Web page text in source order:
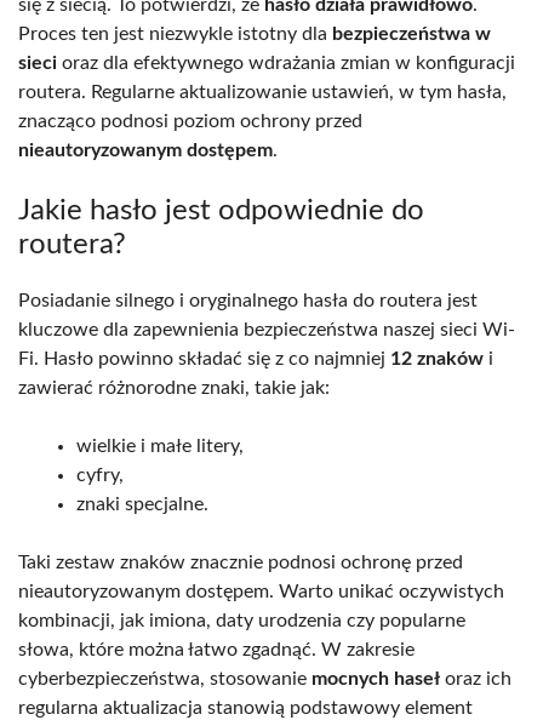
się z siecią. To potwierdzi, że hasło działa prawidłowo.
Proces ten jest niezwykle istotny dla bezpieczeństwa w
sieci oraz dla efektywnego wdrażania zmian w konfiguracji
routera. Regularne aktualizowanie ustawień, w tym hasła,
znacząco podnosi poziom ochrony przed
nieautoryzowanym dostępem.
Jakie hasło jest odpowiednie do
routera?
Posiadanie silnego i oryginalnego hasła do routera jest
kluczowe dla zapewnienia bezpieczeństwa naszej sieci Wi-
Fi. Hasło powinno składać się z co najmniej 12 znaków i
zawierać różnorodne znaki, takie jak:
wielkie i małe litery,
cyfry,
znaki specjalne.
Taki zestaw znaków znacznie podnosi ochronę przed
nieautoryzowanym dostępem. Warto unikać oczywistych
kombinacji, jak imiona, daty urodzenia czy popularne
słowa, które można łatwo zgadnąć. W zakresie
cyberbezpieczeństwa, stosowanie mocnych haseł oraz ich
regularna aktualizacja stanowią podstawowy element